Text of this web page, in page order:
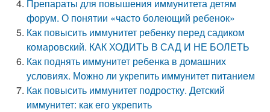
Препараты для повышения иммунитета детям
форум. О понятии «часто болеющий ребенок»
Как повысить иммунитет ребенку перед садиком
комаровский. КАК ХОДИТЬ В САД И НЕ БОЛЕТЬ
Как поднять иммунитет ребенка в домашних
условиях. Можно ли укрепить иммунитет питанием
Как повысить иммунитет подростку. Детский
иммунитет: как его укрепить